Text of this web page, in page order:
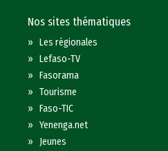
Nos sites thématiques
»Les régionales
»Lefaso-TV
»Fasorama
»Tourisme
»Faso-TIC
»Yenenga.net
» Jeunes